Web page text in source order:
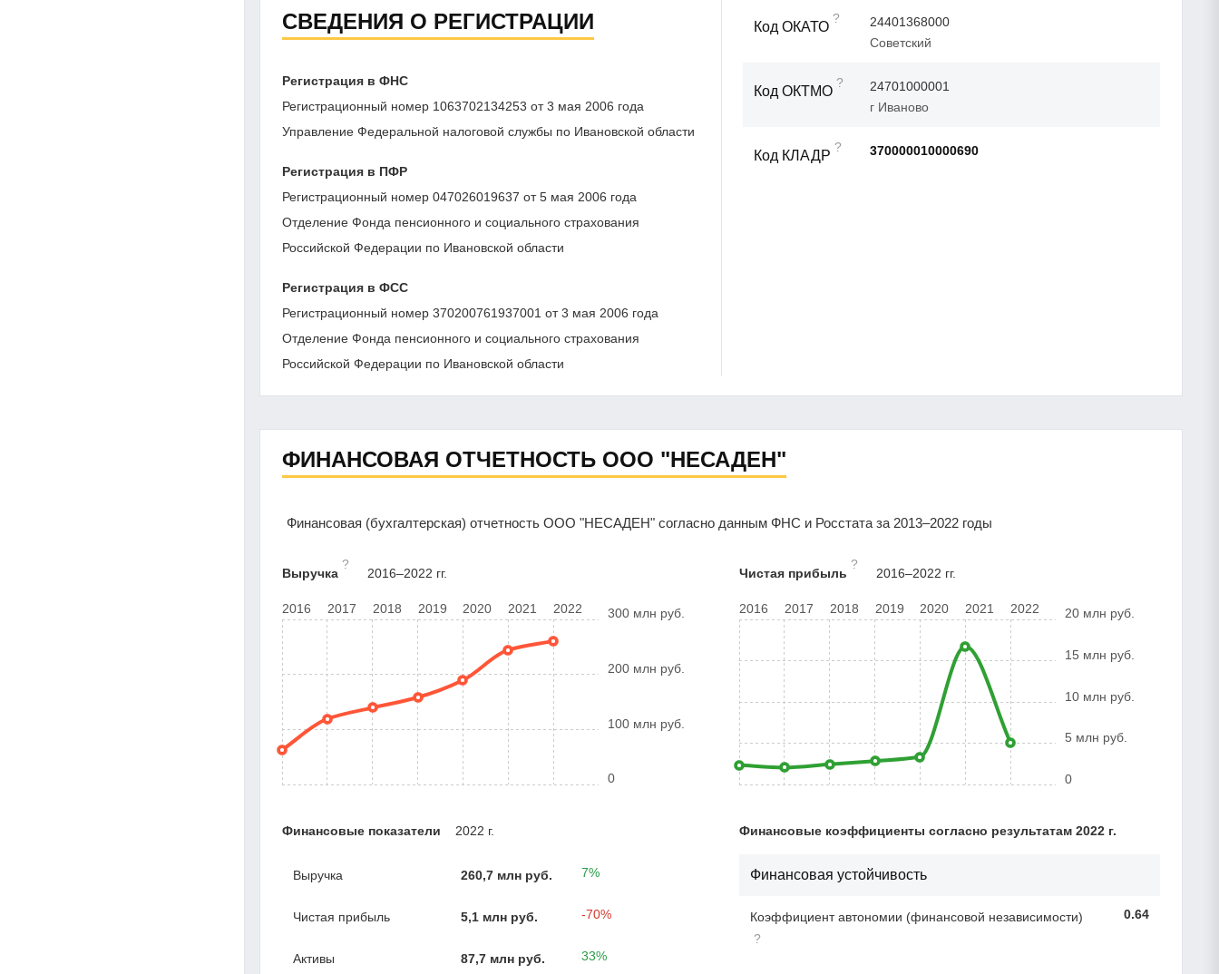
СВЕДЕНИЯ О РЕГИСТРАЦИИ
Регистрация в ФНС
Регистрационный номер 1063702134253 от 3 мая 2006 года
Управление Федеральной налоговой службы по Ивановской области
Регистрация в ПФР
Регистрационный номер 047026019637 от 5 мая 2006 года
Отделение Фонда пенсионного и социального страхования
Российской Федерации по Ивановской области
Регистрация в ФСС
Регистрационный номер 370200761937001 от 3 мая 2006 года
Отделение Фонда пенсионного и социального страхования
Российской Федерации по Ивановской области
Код ОКАТО
?
24401368000
Советский
Код ОКТМО
?
24701000001
г Иваново
Код КЛАДР
? 370000010000690
ФИНАНСОВАЯ ОТЧЕТНОСТЬ ООО "НЕСАДЕН"
Финансовая (бухгалтерская) отчетность ООО "НЕСАДЕН" согласно данным ФНС и Росстата за 2013–2022 годы
Выручка
?
2016–2022 гг.
2016 2017 2018 2019 2020 2021 2022
0
100 млн руб.
200 млн руб.
300 млн руб.
Чистая прибыль
?
2016–2022 гг.
2016 2017 2018 2019 2020 2021 2022
0
5 млн руб.
10 млн руб.
15 млн руб.
20 млн руб.
Финансовые показатели 2022 г.
Выручка 260,7 млн руб. 7%
Чистая прибыль 5,1 млн руб. -70%
Активы 87,7 млн руб. 33%
Финансовые коэффициенты согласно результатам 2022 г.
Финансовая устойчивость
Коэффициент автономии (финансовой независимости)
?
0.64